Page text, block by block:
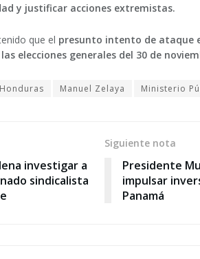
y justificar acciones extremistas.
que el presunto intento de ataque
elecciones generales del 30 de
Honduras Manuel Zelaya Ministerio
investigar a
sindicalista
Siguiente nota
Presidente
impulsar
Panamá